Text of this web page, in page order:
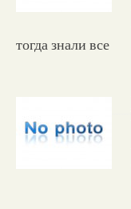
тогда знали все